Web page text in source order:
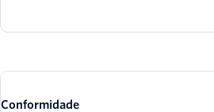
Conformidade